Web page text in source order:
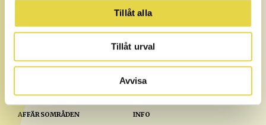
Tillåt alla
Tillåt urval
Avvisa
AFFÄRSOMRÅDEN INFO